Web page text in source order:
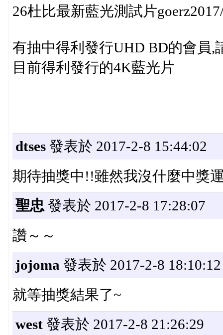
26杜比最新藍光測試片
有抽中得利發行UHD BD的會員,
目前得利發行的4K藍光片
dtses發表於 2017-2-8 15:44:02
期待抽獎中!!雖然我沒什麼中獎
聖忠發表於 2017-2-8 17:28:07
讚～～
jojoma 發表於 2017-2-8 18:10:12
就等抽獎結果了~
west發表於 2017-2-8 21:26:29